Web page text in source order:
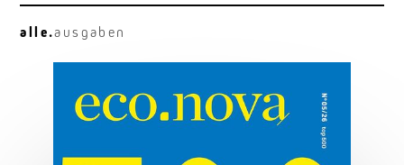
Die Macht der Marke
alle.ausgaben